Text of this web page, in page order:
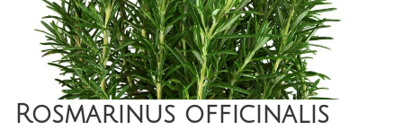
Rosmarinus officinalis